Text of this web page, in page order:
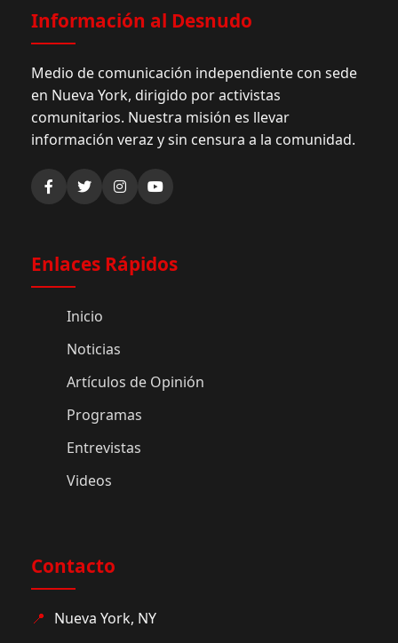
Información al Desnudo
Medio de comunicación independiente con sede
en Nueva York, dirigido por activistas
comunitarios. Nuestra misión es llevar
información veraz y sin censura a la comunidad.
Enlaces Rápidos
Inicio
Noticias
Artículos de Opinión
Programas
Entrevistas
Videos
Contacto
📍 Nueva York, NY